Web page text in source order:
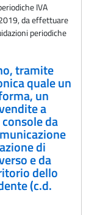
IVA
da effettuare
periodiche
tramite
quale un
un
a
da
di
e da
dello
(c.d.